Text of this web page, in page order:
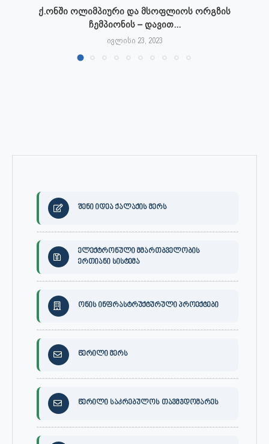
ქ.ონში ოლიმპიური და მსოფლიოს ორგზის
ჩემპიონის – დავით...
ივლისი 23, 2023
შენი იდეა ქალაქის მერს
ელექტრონული მმართბველობის
ერთიანი სისტემა
ონის ინფრასტრუქტურული პროექტები
წერილი მერს
წერილი საკრებულოს თავმჯდომარეს